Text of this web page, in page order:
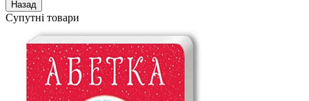
Супутні товари